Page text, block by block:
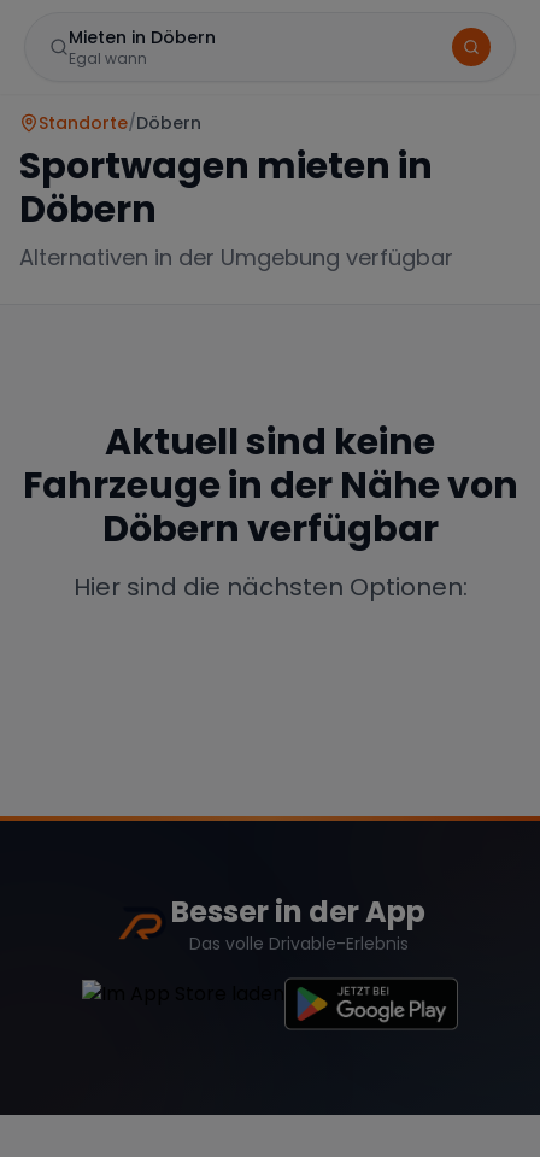
Mieten in Döbern
Egal wann
Mercedes BMW Audi
Tesla Chevrolet Dodge
Bentley Rolls Royce Aston Martin
Standorte/Döbern
Sportwagen mieten in
Döbern
Alternativen in der Umgebung verfügbar
Aktuell sind keine
Fahrzeuge in der Nähe von
Döbernverfügbar
Hier sind die nächsten Optionen:
Besser in der App
Das volle Drivable-Erlebnis